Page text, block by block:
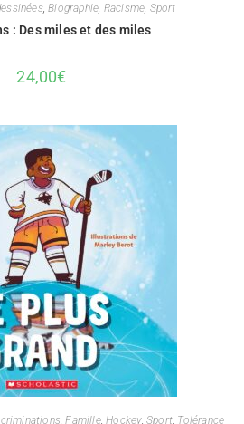
,Biographie Racisme Sport
: Des miles et des miles
24,00€
,Famille,Hockey, Sport, Tolérance